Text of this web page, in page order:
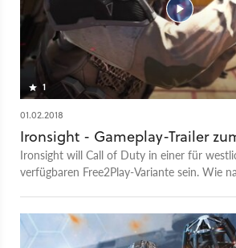
1
01.02.2018
Ironsight - Gameplay-Trailer
Ironsight will Call of Duty in einer für
verfügbaren Free2Play-Variante sein. Wie
herunterladen und spielen. Mehr zu
Meldung zum Open-Beta-Start.